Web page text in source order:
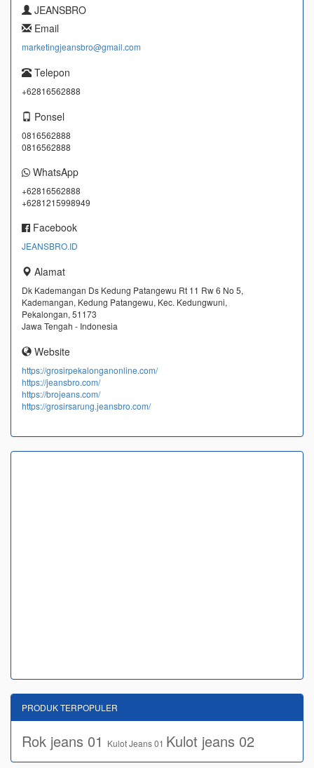
JEANSBRO
Email
marketingjeansbro@gmail.com
Telepon
+62816562888
Ponsel
0816562888
0816562888
WhatsApp
+62816562888
+6281215998949
Facebook
JEANSBRO.ID
Alamat
Dk Kademangan Ds Kedung Patangewu Rt 11 Rw 6 No 5,
Kademangan, Kedung Patangewu, Kec. Kedungwuni,
Pekalongan, 51173
Jawa Tengah - Indonesia
Website
https://grosirpekalonganonline.com/
https://jeansbro.com/
https://brojeans.com/
https://grosirsarung.jeansbro.com/
PRODUK TERPOPULER
Rok jeans 01 Kulot Jeans 01 Kulot jeans 02